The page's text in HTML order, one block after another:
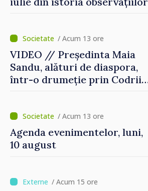
/ Acum 13 ore
VIDEO // Președinta Maia
Sandu, alături de diaspora,
într-o drumeție prin Codrii
/ Acum 13 ore
Agenda evenimentelor, luni,
10 august
/ Acum 15 ore